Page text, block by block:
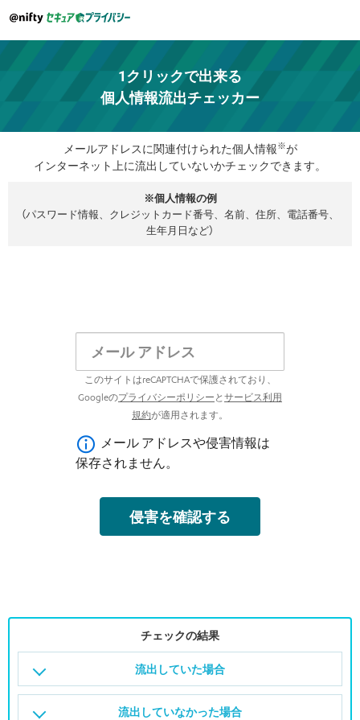
1クリックで出来る
個人情報流出チェッカー
メールアドレスに関連付けられた個人情報※が
インターネット上に流出していないかチェックできます。
※個人情報の例
（パスワード情報、クレジットカード番号、名前、住所、電話番号、
生年月日など）
チェックの結果
流出していた場合
流出していなかった場合